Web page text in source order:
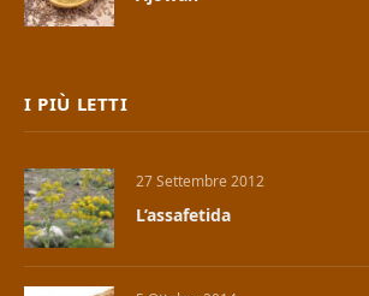
I PIÙ LETTI
27 Settembre 2012
L’assafetida